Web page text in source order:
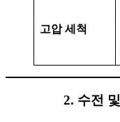
고압 세척
2. 수전